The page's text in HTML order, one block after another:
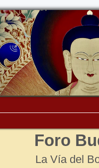
Foro
La Vía del